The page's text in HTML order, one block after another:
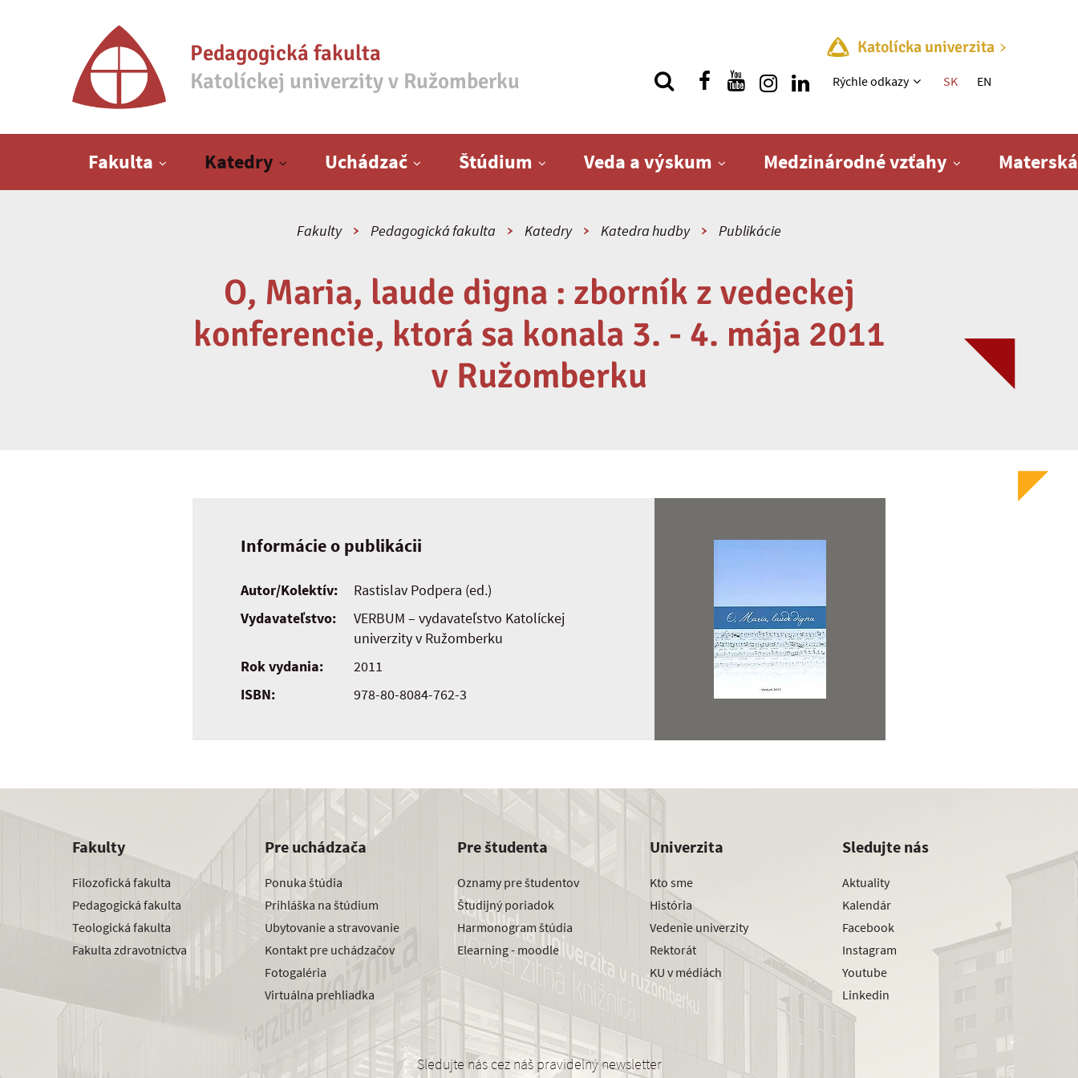
Pedagogická fakulta
Katolíckej univerzity v Ružomberku
Katolícka univerzita
Rýchle menu
Rýchle odkazy SK EN
Fakulta Katedry Uchádzač Štúdium Veda a výskum Medzinárodné vzťahy
Fakulty Pedagogická fakulta Katedry Katedra hudby Publikácie
O, Maria, laude digna : zborník z vedeckej
konferencie, ktorá sa konala 3. - 4. mája 2011
v Ružomberku
Informácie o publikácii
Autor/Kolektív:
Rastislav Podpera (ed.)
Vydavateľstvo:
VERBUM – vydavateľstvo Katolíckej
univerzity v Ružomberku
Rok vydania:
2011
ISBN:
978-80-8084-762-3
Fakulty
Filozofická fakulta
Pedagogická fakulta
Teologická fakulta
Fakulta zdravotníctva
Pre uchádzača
Ponuka štúdia
Prihláška na štúdium
Ubytovanie a stravovanie
Kontakt pre uchádzačov
Fotogaléria
Virtuálna prehliadka
Pre študenta
Oznamy pre študentov
Študijný poriadok
Harmonogram štúdia
Elearning - moodle
Univerzita
Kto sme
História
Vedenie univerzity
Rektorát
KU v médiách
Sledujte nás
Aktuality
Kalendár
Facebook
Instagram
Youtube
Linkedin
Sledujte nás cez náš pravidelný newsletter